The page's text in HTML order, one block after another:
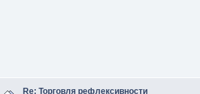
Re: Торговля рефлексивности